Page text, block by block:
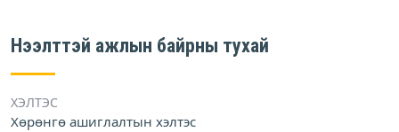
Нээлттэй ажлын байрны тухай
ХЭЛТЭС
Хөрөнгө ашиглалтын хэлтэс